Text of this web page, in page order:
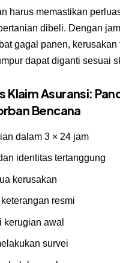
harus memastikan
dibeli. Dengan
gagal panen, kerusakan
dapat diganti sesuai
Klaim Asuransi:
Bencana
dalam 3 × 24 jam
identitas tertanggung
kerusakan
resmi
awal
survei